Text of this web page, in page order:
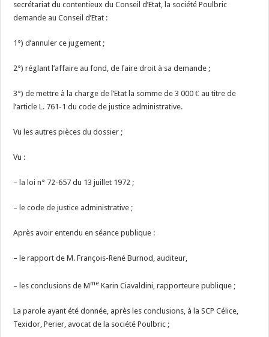
secrétariat du contentieux du Conseil d’Etat, la société Poulbric
demande au Conseil d’Etat :
1°) d’annuler ce jugement ;
2°) réglant l’affaire au fond, de faire droit à sa demande ;
3°) de mettre à la charge de l’Etat la somme de 3 000 € au titre de
l’article L. 761-1 du code de justice administrative.
Vu les autres pièces du dossier ;
Vu :
– la loi n° 72-657 du 13 juillet 1972 ;
– le code de justice administrative ;
Après avoir entendu en séance publique :
– le rapport de M. François-René Burnod, auditeur,
– les conclusions de Mme Karin Ciavaldini, rapporteure publique ;
La parole ayant été donnée, après les conclusions, à la SCP Célice,
Texidor, Perier, avocat de la société Poulbric ;